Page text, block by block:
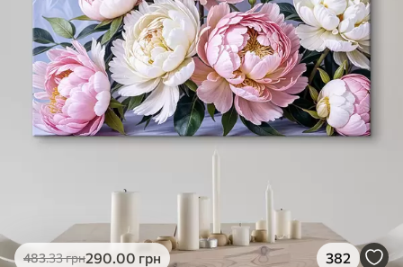
483.33грн290.00 грн 382